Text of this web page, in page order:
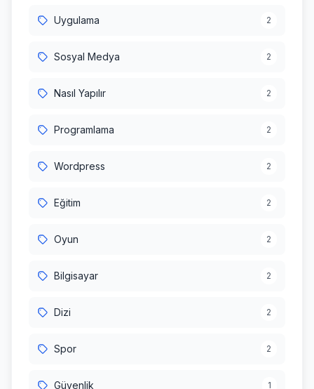
Uygulama 2
Sosyal Medya 2
Nasıl Yapılır 2
Programlama 2
Wordpress 2
Eğitim 2
Oyun 2
Bilgisayar 2
Dizi 2
Spor 2
Güvenlik 1